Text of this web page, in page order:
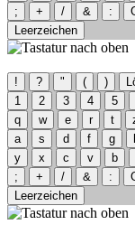
;
+ / & :
Leerzeichen
! ? " ( )
1
2 3 4 5
q
w e r t
a
s d f g
y
x c v b
;
+ / & :
Leerzeichen